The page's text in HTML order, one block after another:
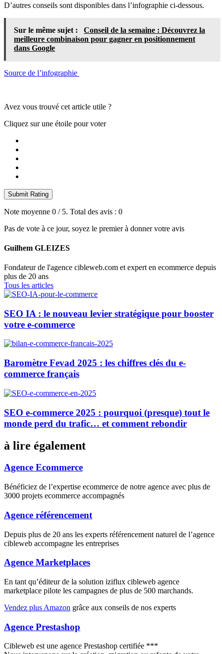
D’autres conseils sont disponibles dans l’infographie ci-dessous.
Sur le même sujet :
Conseil de la semaine : Découvrez la
meilleure combinaison pour gagner en positionnement
dans Google
Source de l’infographie
Avez vous trouvé cet article utile ?
Cliquez sur une étoile pour voter
Submit Rating
Note moyenne 0 / 5. Total des avis : 0
Pas de vote à ce jour, soyez le premier à donner votre avis
Guilhem GLEIZES
Fondateur de l'agence cibleweb.com et expert en ecommerce depuis
plus de 20 ans
Tous les articles
SEO IA : le nouveau levier stratégique pour booster
votre e-commerce
Baromètre Fevad 2025 : les chiffres clés du e-
commerce français
SEO e-commerce 2025 : pourquoi (presque) tout le
monde perd du trafic… et comment rebondir
à lire également
Agence Ecommerce
Bénéficiez de l’expertise ecommerce de notre agence avec plus de
3000 projets ecommerce accompagnés
Agence référencement
Depuis plus de 20 ans les experts référencement naturel de l’agence
cibleweb accompagne les entreprises
Agence Marketplaces
En tant qu’éditeur de la solution iziflux cibleweb agence
marketplace pilote les campagnes de plus de 500 marchands.
Vendez plus Amazon grâce aux conseils de nos experts
Agence Prestashop
Cibleweb est une agence Prestashop certifiée ***